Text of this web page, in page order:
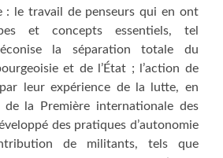
: le travail de penseurs qui en ont
et concepts essentiels, tel
la séparation totale du
et de l’État ; l’action de
leur expérience de la lutte, en
la Première internationale des
des pratiques d’autonomie
de militants, tels que